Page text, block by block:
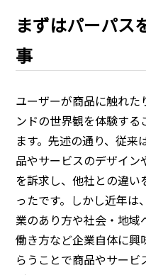
まずはパーパス
事
ユーザーが商品に触れた
ンドの世界観を体験す
ます。先述の通り、従
品やサービスのデザイン
を訴求し、他社との違
ったです。しかし近年
業のあり方や社会・地域
働き方など企業自体に興
らうことで商品やサー